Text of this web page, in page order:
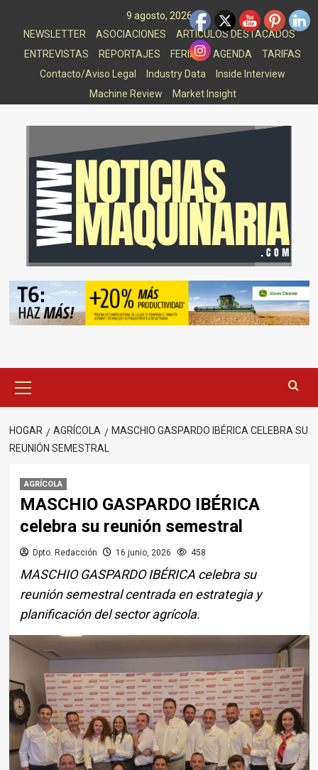
9 agosto, 2026
NEWSLETTER
ASOCIACIONES
ARTICULOS DESTACADOS
ENTREVISTAS
REPORTAJES FERIAS AGENDA
TARIFAS
Contacto/Aviso Legal
Industry Data
Inside Interview
Machine Review
Market Insight
principal
HOGAR AGRÍCOLA
MASCHIO GASPARDO IBÉRICA CELEBRA SU
REUNIÓN SEMESTRAL
AGRÍCOLA
MASCHIO GASPARDO IBÉRICA
celebra su reunión semestral
Dpto. Redacción 16 junio, 2026 458
MASCHIO GASPARDO IBÉRICA celebra su
reunión semestral centrada en estrategia y
planificación del sector agrícola.